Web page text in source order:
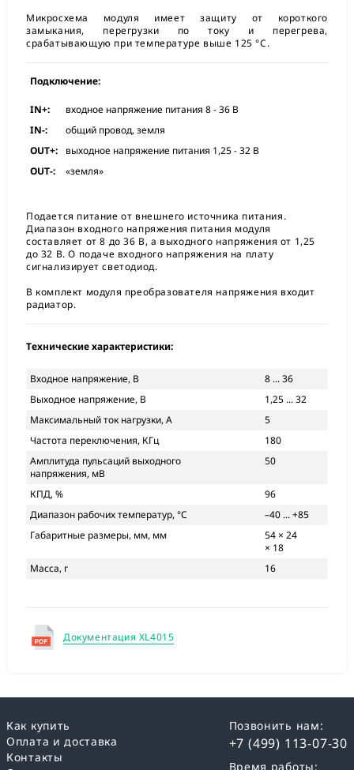
Микросхема модуля имеет защиту от короткого
замыкания, перегрузки по току и перегрева,
срабатывающую при температуре выше 125 °C.
Подключение:
IN+:
входное напряжение питания 8 - 36 В
IN-:
общий провод, земля
OUT+:
выходное напряжение питания 1,25 - 32 В
OUT-:
«земля»
Подается питание от внешнего источника питания.
Диапазон входного напряжения питания модуля
составляет от 8 до 36 В, а выходного напряжения от 1,25
до 32 В. О подаче входного напряжения на плату
сигнализирует светодиод.
В комплект модуля преобразователя напряжения входит
радиатор.
Технические характеристики:
Входное напряжение, В
8 ... 36
Выходное напряжение, В
1,25 ... 32
Максимальный ток нагрузки, А
5
Частота переключения, КГц
180
Амплитуда пульсаций выходного
напряжения, мВ
50
КПД, %
96
Диапазон рабочих температур, °С
–40 ... +85
Габаритные размеры, мм, мм
54 × 24
× 18
Масса, г
16
Документация XL4015
Как купить
Оплата и доставка
Контакты
Позвонить нам:
+7 (499) 113-07-30
Время работы: